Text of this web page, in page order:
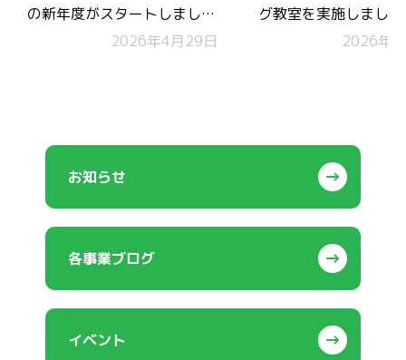
の新年度がスタートしまし
2026年4月29日
グ教室を実施しました
2026年2
お知らせ
各事業ブログ
イベント